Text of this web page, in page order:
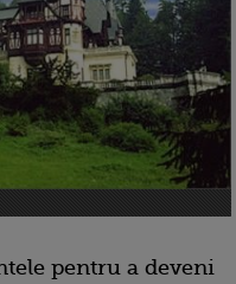
pentru a deveni